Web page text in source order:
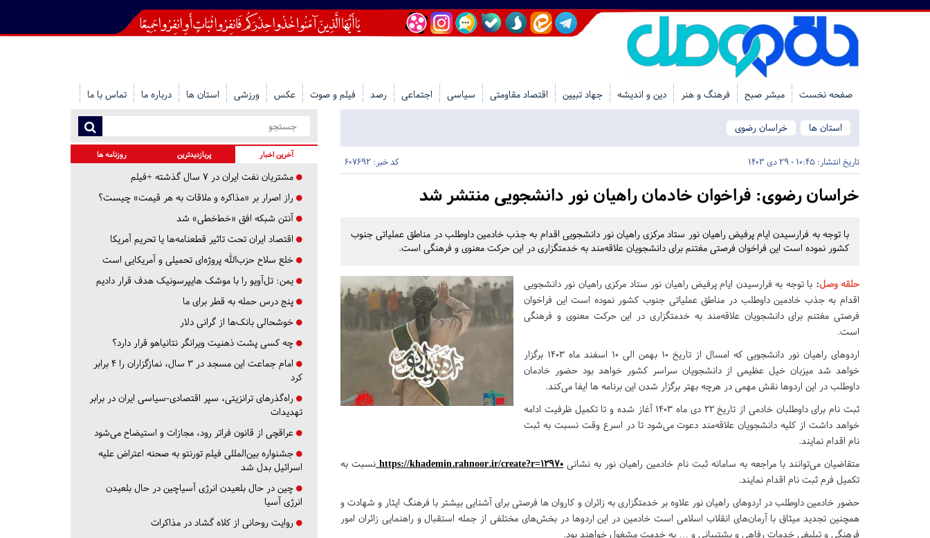
صفحه نخست مبشر صبح فرهنگ و هنر دین و اندیشه جهاد تبیین اقتصاد مقاومتی سیاسی اجتماعی رصد فیلم و صوت عکس ورزشی استان ها درباره ما تماس با ما
استان ها خراسان رضوی
تاریخ انتشار: 10:45 - 29 دی 1403 کد خبر: 607692
خراسان رضوی: فراخوان خادمان راهیان نور دانشجویی منتشر شد
با توجه به فرارسیدن ایام پرفیض راهیان نور ستاد مرکزی راهیان نور دانشجویی اقدام به جذب خادمین داوطلب در مناطق عملیاتی جنوب
کشور نموده است این فراخوان فرصتی مغتنم برای دانشجویان علاقه‌مند به خدمتگزاری در این حرکت معنوی و فرهنگی است.
حلقه وصل: با توجه به فرارسیدن ایام پرفیض راهیان نور ستاد مرکزی راهیان نور دانشجویی
اقدام به جذب خادمین داوطلب در مناطق عملیاتی جنوب کشور نموده است این فراخوان
فرصتی مغتنم برای دانشجویان علاقه‌مند به خدمتگزاری در این حرکت معنوی و فرهنگی
است.
اردوهای راهیان نور دانشجویی که امسال از تاریخ ۱۰ بهمن الی ۱۰ اسفند ماه ۱۴۰۳ برگزار
خواهد شد میزبان خیل عظیمی از دانشجویان سراسر کشور خواهد بود حضور خادمان
داوطلب در این اردوها نقش مهمی در هرچه بهتر برگزار شدن این برنامه ها ایفا می‌کند.
ثبت نام برای داوطلبان خادمی از تاریخ ۲۲ دی ماه ۱۴۰۳ آغاز شده و تا تکمیل ظرفیت ادامه
خواهد داشت از کلیه دانشجویان علاقه‌مند دعوت می‌شود تا در اسرع وقت نسبت به ثبت
نام اقدام نمایند.
متقاضیان می‌توانند با مراجعه به سامانه ثبت نام خادمین راهیان نور به نشانی https://khademin.rahnoor.ir/create?r=12970 نسبت به
تکمیل فرم ثبت نام اقدام نمایند.
حضور خادمین داوطلب در اردوهای راهیان نور علاوه بر خدمتگزاری به زائران و کاروان ها فرصتی برای آشنایی بیشتر با فرهنگ ایثار و شهادت و
همچنین تجدید میثاق با آرمان‌های انقلاب اسلامی است خادمین در این اردوها در بخش‌های مختلفی از جمله استقبال و راهنمایی زائران امور
فرهنگی و تبلیغی خدمات رفاهی و پشتیبانی و … به خدمت مشغول خواهند بود.
آخرین اخبار پربازدیدترین روزنامه ها
مشتریان نفت ایران در ۷ سال گذشته +فیلم
راز اصرار بر «مذاکره و ملاقات به هر قیمت» چیست؟
آنتن شبکه افق «خط‌خطی» شد
اقتصاد ایران تحت تاثیر قطعنامه‌ها یا تحریم‌ آمریکا
خلع سلاح حزب‌الله پروژه‌ای تحمیلی و آمریکایی است
یمن: تل‌آویو را با موشک هایپرسونیک هدف قرار دادیم
پنج درس‌ حمله به قطر برای ما
خوشحالی بانک‌ها از گرانی دلار
چه کسی پشت ذهنیت ویرانگر نتانیاهو قرار دارد؟
امام جماعت این مسجد در ۳ سال، نمازگزاران را ۴ برابر
کرد
راه‌گذرهای ترانزیتی، سپر اقتصادی-سیاسی ایران در برابر
تهدیدات
عراقچی از قانون فراتر رود، مجازات و استیضاح می‌شود
جشنواره بین‌المللی فیلم تورنتو به صحنه اعتراض علیه
اسرائیل بدل شد
چین در حال بلعیدن انرژی آسیاچین در حال بلعیدن
انرژی آسیا
روایت روحانی از کلاه گشاد در مذاکرات